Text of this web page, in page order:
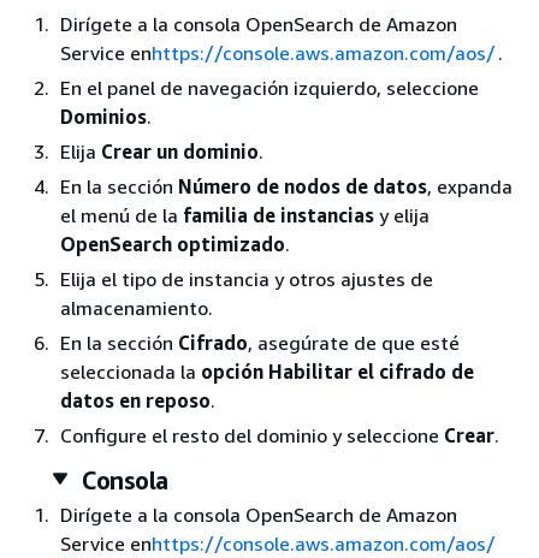
Dirígete a la consola OpenSearch de Amazon
Service enhttps://console.aws.amazon.com/aos/.
En el panel de navegación izquierdo, seleccione
Dominios.
Elija Crear un dominio.
En la sección Número de nodos de datos, expanda
el menú de la familia de instancias y elija
OpenSearch optimizado.
Elija el tipo de instancia y otros ajustes de
almacenamiento.
En la sección Cifrado, asegúrate de que esté
seleccionada la opción Habilitar el cifrado de
datos en reposo.
Configure el resto del dominio y seleccione Crear.
Consola
Dirígete a la consola OpenSearch de Amazon
Service enhttps://console.aws.amazon.com/aos/